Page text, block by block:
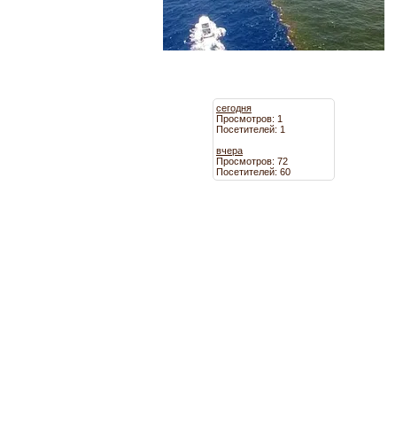
сегодня
Просмотров: 1
Посетителей: 1
вчера
Просмотров: 72
Посетителей: 60